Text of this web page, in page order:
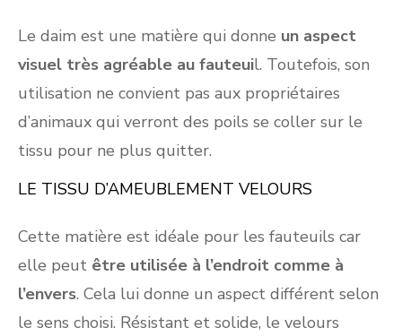
Le daim est une matière qui donne un aspect
visuel très agréable au fauteuil. Toutefois, son
utilisation ne convient pas aux propriétaires
d’animaux qui verront des poils se coller sur le
tissu pour ne plus quitter.
LE TISSU D’AMEUBLEMENT VELOURS
Cette matière est idéale pour les fauteuils car
elle peut être utilisée à l’endroit comme à
l’envers. Cela lui donne un aspect différent selon
le sens choisi. Résistant et solide, le velours